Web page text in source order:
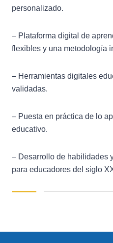
personalizado.
– Plataforma digital de
flexibles y una metodología
– Herramientas digitales
validadas.
– Puesta en práctica de lo
educativo.
– Desarrollo de habilidades
para educadores del siglo